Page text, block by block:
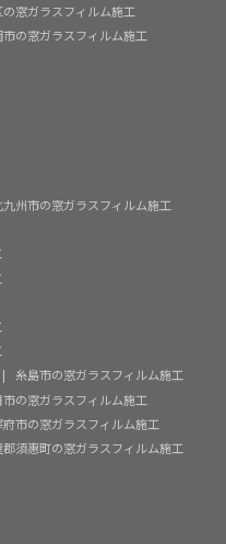
の窓ガラスフィルム施工
市の窓ガラスフィルム施工
九州市の窓ガラスフィルム施工
糸島市の窓ガラスフィルム施工
市の窓ガラスフィルム施工
府市の窓ガラスフィルム施工
郡須惠町の窓ガラスフィルム施工